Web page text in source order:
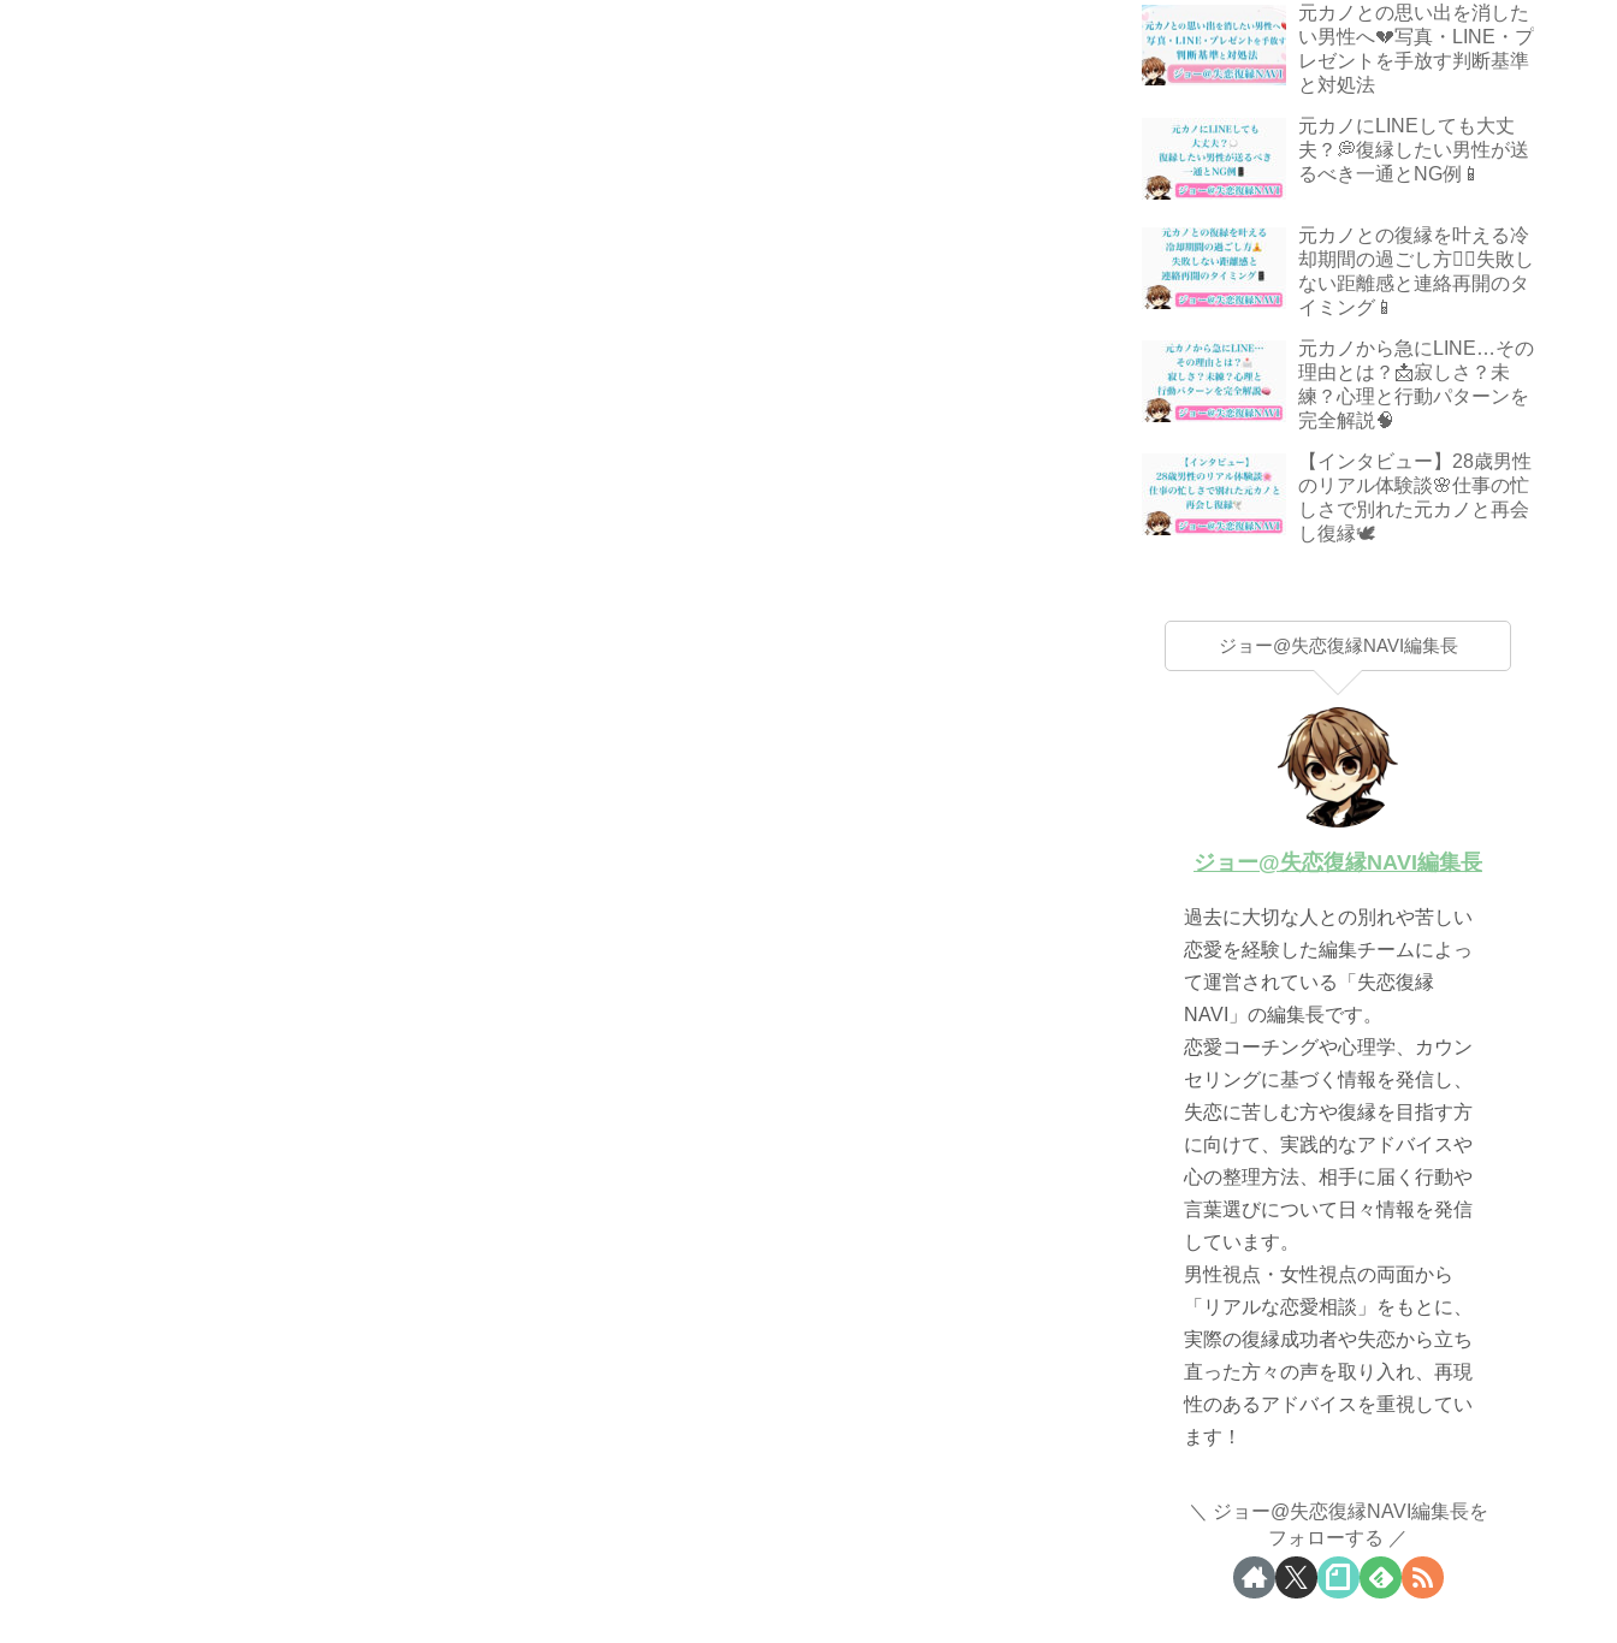
元カノとの思い出を消した
い男性へ💔写真・LINE・プ
レゼントを手放す判断基準
と対処法
元カノにLINEしても大丈
夫？💭復縁したい男性が送
るべき一通とNG例📱
元カノとの復縁を叶える冷
却期間の過ごし方🧘‍♂️失敗し
ない距離感と連絡再開のタ
イミング📱
元カノから急にLINE…その
理由とは？📩寂しさ？未
練？心理と行動パターンを
完全解説🧠
【インタビュー】28歳男性
のリアル体験談🌸仕事の忙
しさで別れた元カノと再会
し復縁🕊️
ジョー@失恋復縁NAVI編集長
ジョー@失恋復縁NAVI編集長
過去に大切な人との別れや苦しい
恋愛を経験した編集チームによっ
て運営されている「失恋復縁
NAVI」の編集長です。
恋愛コーチングや心理学、カウン
セリングに基づく情報を発信し、
失恋に苦しむ方や復縁を目指す方
に向けて、実践的なアドバイスや
心の整理方法、相手に届く行動や
言葉選びについて日々情報を発信
しています。
男性視点・女性視点の両面から
「リアルな恋愛相談」をもとに、
実際の復縁成功者や失恋から立ち
直った方々の声を取り入れ、再現
性のあるアドバイスを重視してい
ます！
ジョー@失恋復縁NAVI編集長を
フォローする